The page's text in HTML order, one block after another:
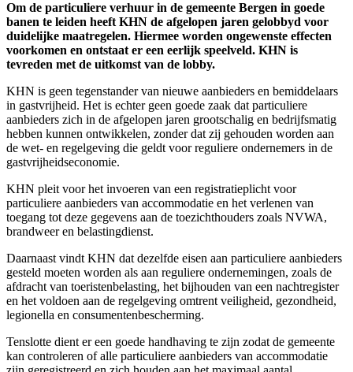
Om de particuliere verhuur in de gemeente Bergen in goede
banen te leiden heeft KHN de afgelopen jaren gelobbyd voor
duidelijke maatregelen. Hiermee worden ongewenste effecten
voorkomen en ontstaat er een eerlijk speelveld. KHN is
tevreden met de uitkomst van de lobby.
KHN is geen tegenstander van nieuwe aanbieders en bemiddelaars
in gastvrijheid. Het is echter geen goede zaak dat particuliere
aanbieders zich in de afgelopen jaren grootschalig en bedrijfsmatig
hebben kunnen ontwikkelen, zonder dat zij gehouden worden aan
de wet- en regelgeving die geldt voor reguliere ondernemers in de
gastvrijheidseconomie.
KHN pleit voor het invoeren van een registratieplicht voor
particuliere aanbieders van accommodatie en het verlenen van
toegang tot deze gegevens aan de toezichthouders zoals NVWA,
brandweer en belastingdienst.
Daarnaast vindt KHN dat dezelfde eisen aan particuliere aanbieders
gesteld moeten worden als aan reguliere ondernemingen, zoals de
afdracht van toeristenbelasting, het bijhouden van een nachtregister
en het voldoen aan de regelgeving omtrent veiligheid, gezondheid,
legionella en consumentenbescherming.
Tenslotte dient er een goede handhaving te zijn zodat de gemeente
kan controleren of alle particuliere aanbieders van accommodatie